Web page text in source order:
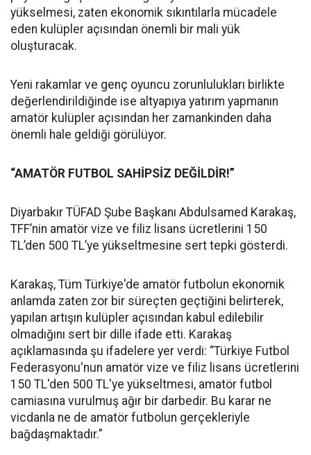
yükselmesi, zaten ekonomik sıkıntılarla mücadele
eden kulüpler açısından önemli bir mali yük
oluşturacak.
Yeni rakamlar ve genç oyuncu zorunlulukları birlikte
değerlendirildiğinde ise altyapıya yatırım yapmanın
amatör kulüpler açısından her zamankinden daha
önemli hale geldiği görülüyor.
“AMATÖR FUTBOL SAHİPSİZ DEĞİLDİR!”
Diyarbakır TÜFAD Şube Başkanı Abdulsamed Karakaş,
TFF’nin amatör vize ve filiz lisans ücretlerini 150
TL’den 500 TL’ye yükseltmesine sert tepki gösterdi.
Karakaş, Tüm Türkiye'de amatör futbolun ekonomik
anlamda zaten zor bir süreçten geçtiğini belirterek,
yapılan artışın kulüpler açısından kabul edilebilir
olmadığını sert bir dille ifade etti. Karakaş
açıklamasında şu ifadelere yer verdi: “Türkiye Futbol
Federasyonu'nun amatör vize ve filiz lisans ücretlerini
150 TL'den 500 TL'ye yükseltmesi, amatör futbol
camiasına vurulmuş ağır bir darbedir. Bu karar ne
vicdanla ne de amatör futbolun gerçekleriyle
bağdaşmaktadır.”